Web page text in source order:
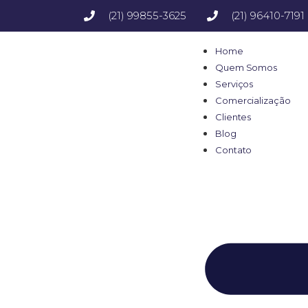
(21) 99855-3625 (21) 96410-7191
Home
Quem Somos
Serviços
Comercialização
Clientes
Blog
Contato